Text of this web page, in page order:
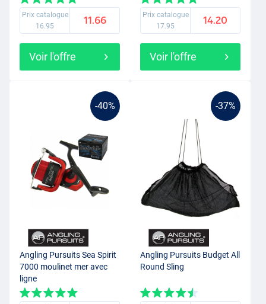
Prix catalogue
16.95
11.66
Voir l'offre
Prix catalogue
17.95
14.20
Voir l'offre
-40%
Angling Pursuits Sea Spirit
7000 moulinet mer avec
ligne
-37%
Angling Pursuits Budget All
Round Sling